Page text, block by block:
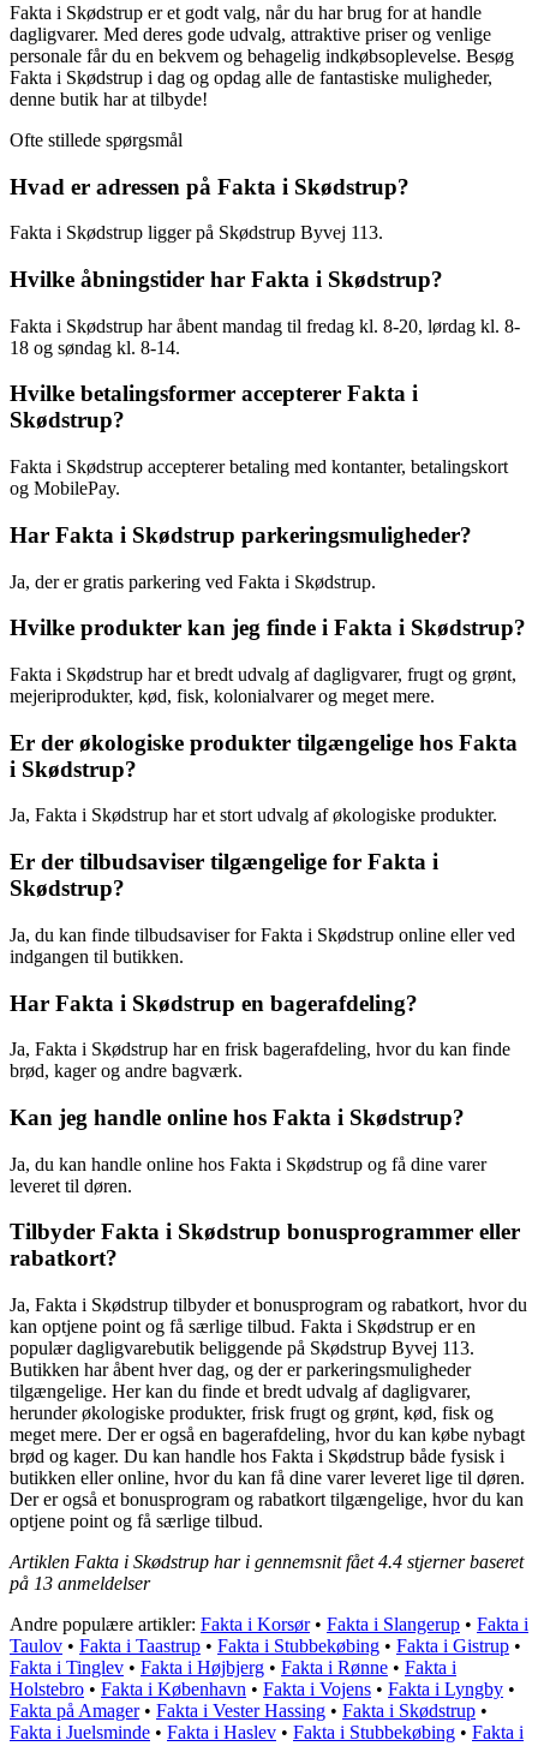
Fakta i Skødstrup er et godt valg, når du har brug for at handle
dagligvarer. Med deres gode udvalg, attraktive priser og venlige
personale får du en bekvem og behagelig indkøbsoplevelse. Besøg
Fakta i Skødstrup i dag og opdag alle de fantastiske muligheder,
denne butik har at tilbyde!
Ofte stillede spørgsmål
Hvad er adressen på Fakta i Skødstrup?
Fakta i Skødstrup ligger på Skødstrup Byvej 113.
Hvilke åbningstider har Fakta i Skødstrup?
Fakta i Skødstrup har åbent mandag til fredag kl. 8-20, lørdag kl. 8-
18 og søndag kl. 8-14.
Hvilke betalingsformer accepterer Fakta i
Skødstrup?
Fakta i Skødstrup accepterer betaling med kontanter, betalingskort
og MobilePay.
Har Fakta i Skødstrup parkeringsmuligheder?
Ja, der er gratis parkering ved Fakta i Skødstrup.
Hvilke produkter kan jeg finde i Fakta i Skødstrup?
Fakta i Skødstrup har et bredt udvalg af dagligvarer, frugt og grønt,
mejeriprodukter, kød, fisk, kolonialvarer og meget mere.
Er der økologiske produkter tilgængelige hos Fakta
i Skødstrup?
Ja, Fakta i Skødstrup har et stort udvalg af økologiske produkter.
Er der tilbudsaviser tilgængelige for Fakta i
Skødstrup?
Ja, du kan finde tilbudsaviser for Fakta i Skødstrup online eller ved
indgangen til butikken.
Har Fakta i Skødstrup en bagerafdeling?
Ja, Fakta i Skødstrup har en frisk bagerafdeling, hvor du kan finde
brød, kager og andre bagværk.
Kan jeg handle online hos Fakta i Skødstrup?
Ja, du kan handle online hos Fakta i Skødstrup og få dine varer
leveret til døren.
Tilbyder Fakta i Skødstrup bonusprogrammer eller
rabatkort?
Ja, Fakta i Skødstrup tilbyder et bonusprogram og rabatkort, hvor du
kan optjene point og få særlige tilbud. Fakta i Skødstrup er en
populær dagligvarebutik beliggende på Skødstrup Byvej 113.
Butikken har åbent hver dag, og der er parkeringsmuligheder
tilgængelige. Her kan du finde et bredt udvalg af dagligvarer,
herunder økologiske produkter, frisk frugt og grønt, kød, fisk og
meget mere. Der er også en bagerafdeling, hvor du kan købe nybagt
brød og kager. Du kan handle hos Fakta i Skødstrup både fysisk i
butikken eller online, hvor du kan få dine varer leveret lige til døren.
Der er også et bonusprogram og rabatkort tilgængelige, hvor du kan
optjene point og få særlige tilbud.
Artiklen Fakta i Skødstrup har i gennemsnit fået4.4 stjerner baseret
på 13 anmeldelser
Andre populære artikler: Fakta i Korsør• Fakta i Slangerup • Fakta i
Taulov • Fakta i Taastrup • Fakta i Stubbekøbing • Fakta i Gistrup •
Fakta i Tinglev • Fakta i Højbjerg • Fakta i Rønne • Fakta i
Holstebro • Fakta i København • Fakta i Vojens • Fakta i Lyngby •
Fakta på Amager• Fakta i Vester Hassing • Fakta i Skødstrup •
Fakta i Juelsminde • Fakta i Haslev • Fakta i Stubbekøbing • Fakta i